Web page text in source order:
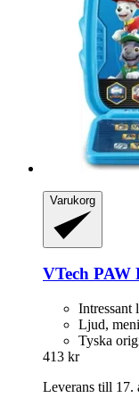
Varukorg
VTech PAW
Intressant
Ljud,
Tyska
413 kr
Leverans till 17.